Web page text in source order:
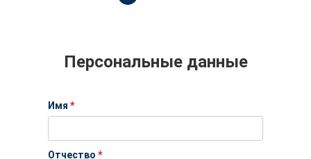
Персональные данные
Имя *
Отчество *